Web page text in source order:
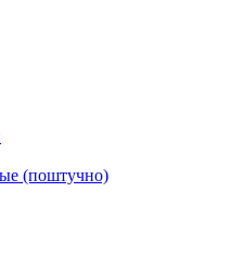
(поштучно)